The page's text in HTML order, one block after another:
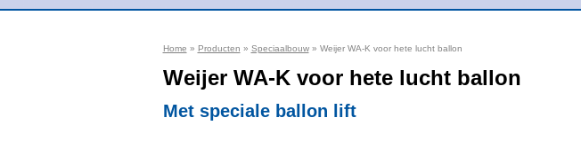
Home » Producten » Speciaalbouw» Weijer WA-K voor hete lucht ballon
Weijer WA-K voor hete lucht ballon
Met speciale ballon lift